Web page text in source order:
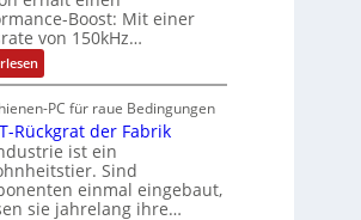
a
c
k
b
e
s
c
i
c
h
t
u
h
a
l
t
u
n
g
r
i
e
l
o
e
M
u
l
t
i
Boost: Mit einer
von 150kHz…
:
V
r
b
e
s
s
e
r
PC für raue Bedingungen
Rückgrat der Fabrik
ist ein
Sind
einmal eingebaut,
sie jahrelang ihre…